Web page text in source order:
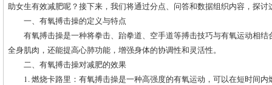
助女生有效减肥呢？接下来，我们将通过分点、问答和数据组织内容，探讨
一、有氧搏击操的定义与特点
有氧搏击操是一种将拳击、跆拳道、空手道等搏击技巧与有氧运动相
全身肌肉，还能提高心肺功能，增强身体的协调性和灵活性。
二、有氧搏击操对减肥的效果
1. 燃烧卡路里：有氧搏击操是一种高强度的有氧运动，可以在短时间